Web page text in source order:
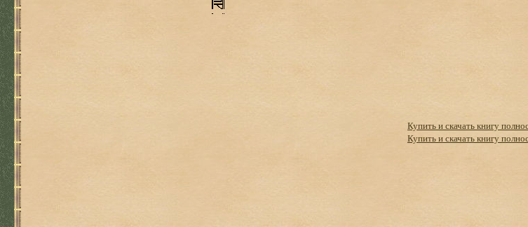
Купить и скачать книгу
Купить и скачать книгу